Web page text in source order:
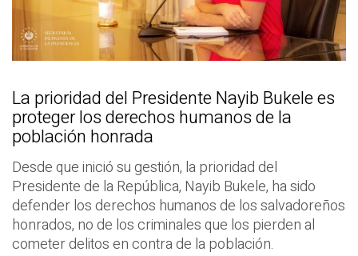
La prioridad del Presidente Nayib Bukele es
proteger los derechos humanos de la
población honrada
Desde que inició su gestión, la prioridad del
Presidente de la República, Nayib Bukele, ha sido
defender los derechos humanos de los salvadoreños
honrados, no de los criminales que los pierden al
cometer delitos en contra de la población.